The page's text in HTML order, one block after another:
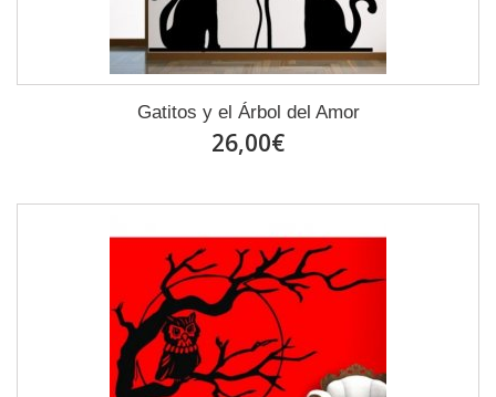
Gatitos y el Árbol del Amor
26,00€